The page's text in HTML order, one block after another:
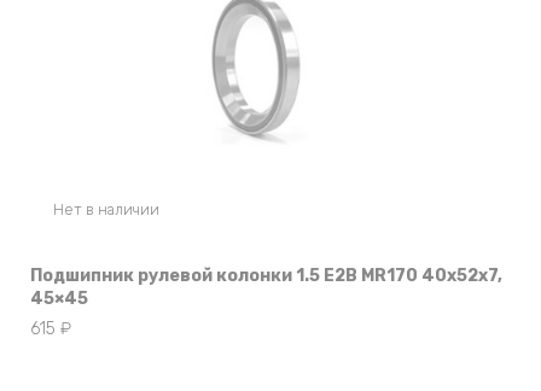
Нет в наличии
Подшипник рулевой колонки 1.5 E2B MR170 40x52x7,
45×45
615 ₽